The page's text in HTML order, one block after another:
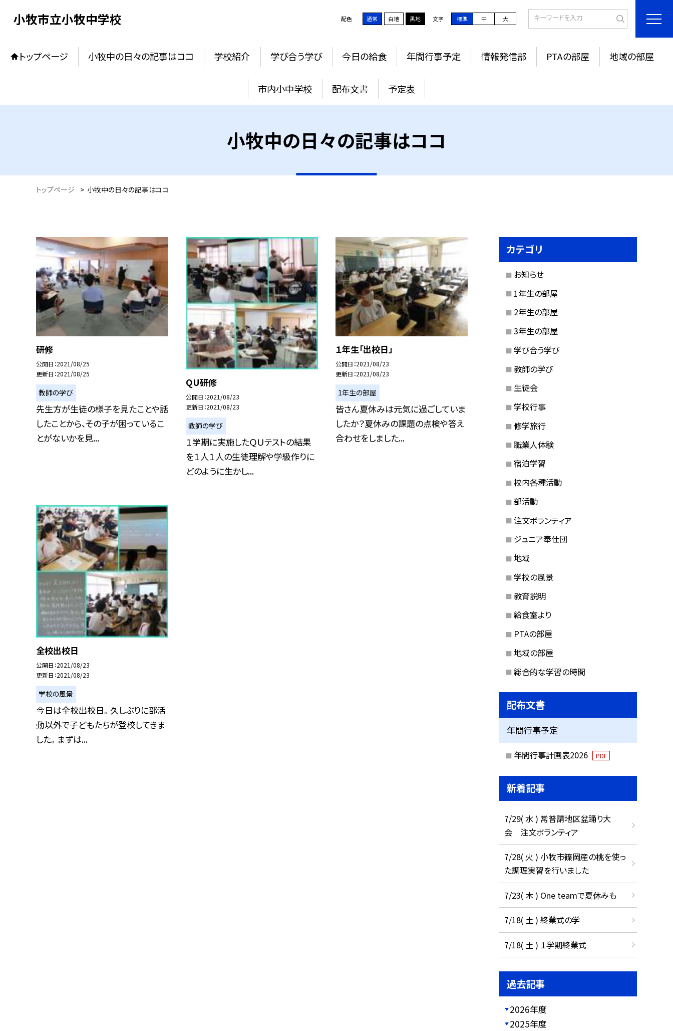
小牧市立小牧中学校 配色 通常 白地 黒地 文字 標準 中 大
トップページ 小牧中の日々の記事はココ 学校紹介 学び合う学び 今日の給食 年間行事予定 情報発信部 PTAの部屋 地域の部屋
市内小中学校 配布文書 予定表
小牧中の日々の記事はココ
トップページ > 小牧中の日々の記事はココ
研修
公開日 2021/08/25
更新日 2021/08/25
教師の学び
先生方が生徒の様子を見たことや話
したことから、その子が困っているこ
とがないかを見...
QU研修
公開日 2021/08/23
更新日 2021/08/23
教師の学び
１学期に実施したＱＵテストの結果
を１人１人の生徒理解や学級作りに
どのように生かし...
１年生「出校日」
公開日 2021/08/23
更新日 2021/08/23
1年生の部屋
皆さん夏休みは元気に過ごしていま
したか？夏休みの課題の点検や答え
合わせをしました...
全校出校日
公開日 2021/08/23
更新日 2021/08/23
学校の風景
今日は全校出校日。 久しぶりに部活
動以外で子どもたちが登校してきま
した。 まずは...
カテゴリ
お知らせ
1年生の部屋
2年生の部屋
3年生の部屋
学び合う学び
教師の学び
生徒会
学校行事
修学旅行
職業人体験
宿泊学習
校内各種活動
部活動
注文ボランティア
ジュニア奉仕団
地域
学校の風景
教育説明
給食室より
PTAの部屋
地域の部屋
総合的な学習の時間
配布文書
年間行事予定
年間行事計画表2026 PDF
新着記事
7/29( 水 ) 常普請地区盆踊り大
会 注文ボランティア
7/28( 火 ) 小牧市篠岡産の桃を使っ
た調理実習を行いました
7/23( 木 ) One teamで夏休みも
7/18( 土 ) 終業式の学
7/18( 土 ) １学期終業式
過去記事
2026年度
2025年度